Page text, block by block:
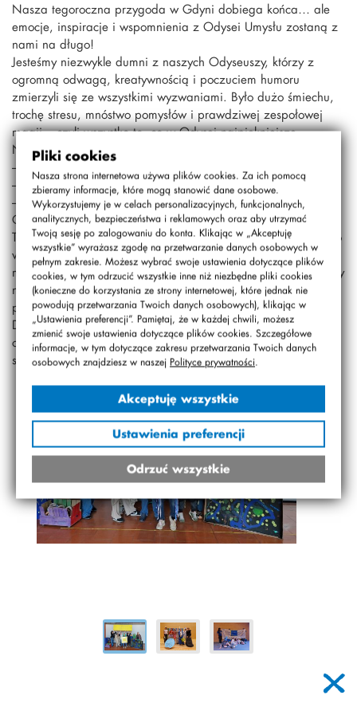
Pliki cookies
Nasza strona internetowa używa plików cookies. Za ich pomocą
zbieramy informacje, które mogą stanowić dane osobowe.
Wykorzystujemy je w celach personalizacyjnych, funkcjonalnych,
analitycznych, bezpieczeństwa i reklamowych oraz aby utrzymać
Twoją sesję po zalogowaniu do konta. Klikając w „Akceptuję
wszystkie” wyrażasz zgodę na przetwarzanie danych osobowych w
pełnym zakresie. Możesz wybrać swoje ustawienia dotyczące plików
cookies, w tym odrzucić wszystkie inne niż niezbędne pliki cookies
(konieczne do korzystania ze strony internetowej, które jednak nie
powodują przetwarzania Twoich danych osobowych), klikając w
„Ustawienia preferencji”. Pamiętaj, że w każdej chwili, możesz
zmienić swoje ustawienia dotyczące plików cookies. Szczegółowe
informacje, w tym dotyczące zakresu przetwarzania Twoich danych
osobowych znajdziesz w naszej Polityce prywatności.
Akceptuję wszystkie
Ustawienia preferencji
Odrzuć wszystkie
Nasza tegoroczna przygoda w Gdyni dobiega końca… ale
emocje, inspiracje i wspomnienia z Odysei Umysłu zostaną z
nami na długo!
Jesteśmy niezwykle dumni z naszych Odyseuszy, którzy z
ogromną odwagą, kreatywnością i poczuciem humoru
zmierzyli się ze wszystkimi wyzwaniami. Było dużo śmiechu,
trochę stresu, mnóstwo pomysłów i prawdziwej zespołowej
magii – czyli wszystko to, co w Odysei najpiękniejsze.
Nasze drużyny zajęły następujące miejsca:
– „Taka kolej rzeczy” – 20. miejsce
– „Tędy przez błędy” – 11. miejsce
– „Opowieść przeniesamowita” – 9. miejsce
Ogromne brawa dla całej 21-osobowej ekipy!
To był czas świetnej zabawy, czerpania inspiracji, ogromnego
wysiłku i intensywnej pracy. Pokazaliście, że wyobraźnia nie
ma granic, a współpraca potrafi zdziałać cuda. Osiągnęliśmy
nasze tegoroczne cele i wracamy z głowami pełnymi
pomysłów oraz sercami pełnymi dumy.
Dziękujemy wszystkim, którzy byli częścią tej niezwykłej
odysejowej podróży. Do zobaczenia na kolejnych kreatywnych
szlakach!